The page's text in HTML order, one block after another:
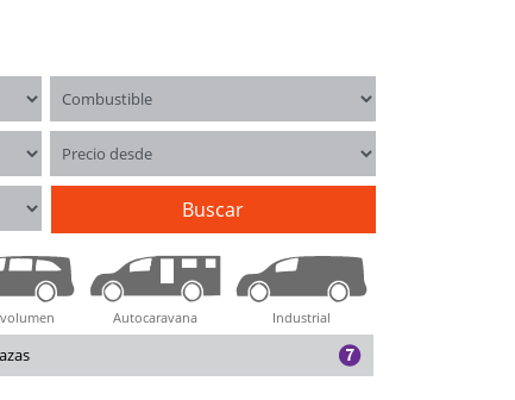
Combustible
Precio desde
Buscar
Autocaravana Industrial